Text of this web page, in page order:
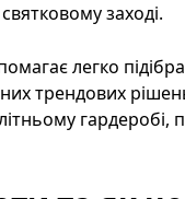
заході.
легко
трендових